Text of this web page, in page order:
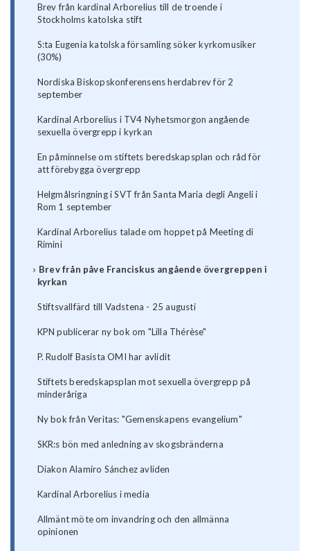
Brev från kardinal Arborelius till de troende i
Stockholms katolska stift
S:ta Eugenia katolska församling söker kyrkomusiker
(30%)
Nordiska Biskopskonferensens herdabrev för 2
september
Kardinal Arborelius i TV4 Nyhetsmorgon angående
sexuella övergrepp i kyrkan
En påminnelse om stiftets beredskapsplan och råd för
att förebygga övergrepp
Helgmålsringning i SVT från Santa Maria degli Angeli i
Rom 1 september
Kardinal Arborelius talade om hoppet på Meeting di
Rimini
Brev från påve Franciskus angående övergreppen i
kyrkan
Stiftsvallfärd till Vadstena - 25 augusti
KPN publicerar ny bok om "Lilla Thérèse"
P. Rudolf Basista OMI har avlidit
Stiftets beredskapsplan mot sexuella övergrepp på
minderåriga
Ny bok från Veritas: "Gemenskapens evangelium"
SKR:s bön med anledning av skogsbränderna
Diakon Alamiro Sánchez avliden
Kardinal Arborelius i media
Allmänt möte om invandring och den allmänna
opinionen